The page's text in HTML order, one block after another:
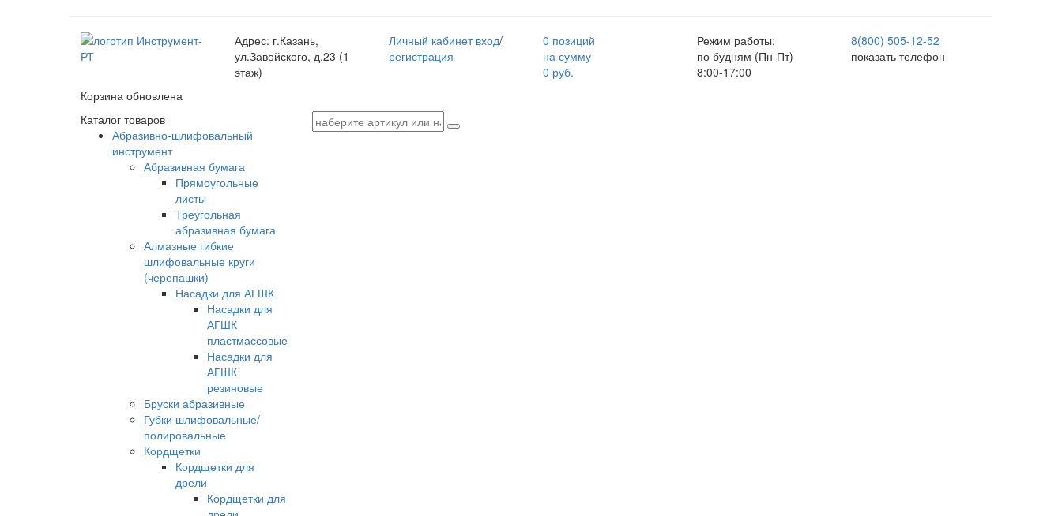
Адрес: г.Казань,
ул.Завойского, д.23 (1
этаж)
Личный кабинет вход/
регистрация
0 позиций
на сумму
0 руб.
Режим работы:
по будням (Пн-Пт)
8:00-17:00
8(800) 505-12-52
показать телефон
Корзина обновлена
Каталог товаров
Абразивно-шлифовальный
инструмент
Абразивная бумага
Прямоугольные
листы
Треугольная
абразивная бумага
Алмазные гибкие
шлифовальные круги
(черепашки)
Насадки для АГШК
Насадки для
АГШК
пластмассовые
Насадки для
АГШК
резиновые
Бруски абразивные
Губки шлифовальные/
полировальные
Кордщетки
Кордщетки для
дрели
Кордщетки для